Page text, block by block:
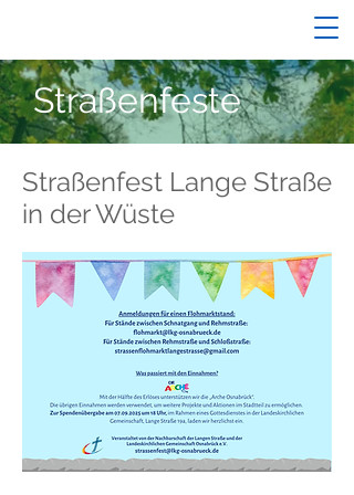
Straßenfeste
Straßenfest Lange Straße
in der Wüste